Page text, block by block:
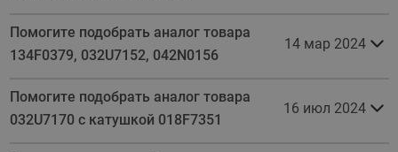
Помогите подобрать аналог товара
134F0379, 032U7152, 042N0156
14 мар 2024
Помогите подобрать аналог товара
032U7170 с катушкой 018F7351
16 июл 2024